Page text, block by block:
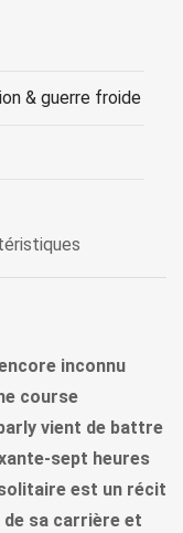
& guerre froide
inconnu
course
vient de battre
sept heures
est un récit
de sa carrière et